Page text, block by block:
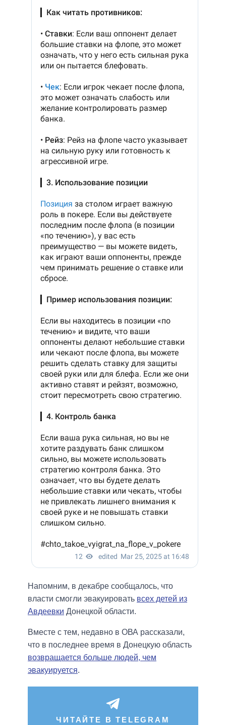
Напомним, в декабре сообщалось, что
власти смогли эвакуировать всех детей из
Авдеевки Донецкой области.
Вместе с тем, недавно в ОВА рассказали,
что в последнее время в Донецкую область
возвращается больше людей, чем
эвакуируется.
ЧИТАЙТЕ В TELEGRAM